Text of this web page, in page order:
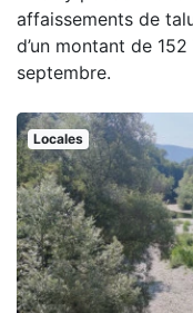
affaissements de
d’un montant de
septembre.
Locales